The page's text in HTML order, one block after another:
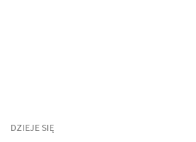
DZIEJE SIĘ